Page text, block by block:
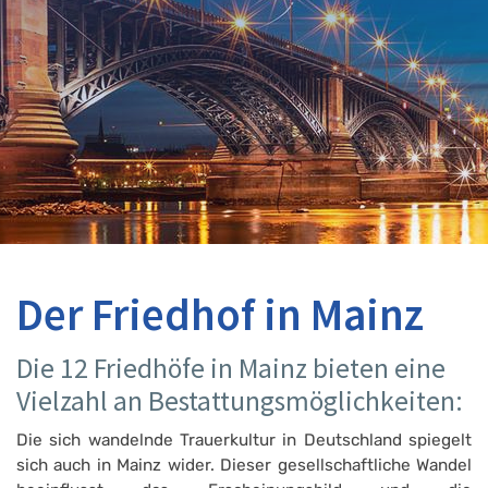
Der Friedhof in Mainz
Die 12 Friedhöfe in Mainz bieten eine
Vielzahl an Bestattungsmöglichkeiten:
Die sich wandelnde Trauerkultur in Deutschland spiegelt
sich auch in Mainz wider. Dieser gesellschaftliche Wandel